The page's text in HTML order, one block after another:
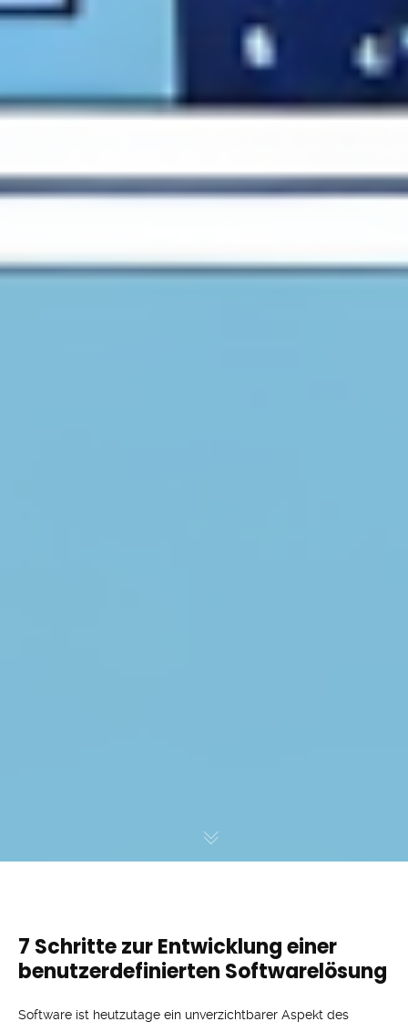
7 Schritte zur Entwicklung einer
benutzerdefinierten Softwarelösung
Software ist heutzutage ein unverzichtbarer Aspekt des